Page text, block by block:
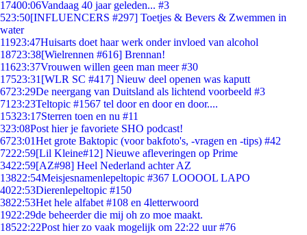
17400:06Vandaag 40 jaar geleden... #3
523:50[INFLUENCERS #297] Toetjes & Bevers & Zwemmen in
water
11923:47Huisarts doet haar werk onder invloed van alcohol
18723:38[Wielrennen #616] Brennan!
11623:37Vrouwen willen geen man meer #30
17523:31 [WLR SC #417] Nieuw deel openen was kaputt
6723:29De neergang van Duitsland als lichtend voorbeeld #3
71 23:23Teltopic #1567 tel door en door en door....
15323:17Sterren toen en nu #11
323:08Post hier je favoriete SHO podcast!
6723:01Het grote Baktopic (voor bakfoto's, -vragen en -tips) #42
7222:59[Lil Kleine#12] Nieuwe afleveringen op Prime
3422:59[AZ#98] Heel Nederland achter AZ
13822:54Meisjesnamenlepeltopic #367 LOOOOL LAPO
4022:53Dierenlepeltopic #150
3822:53Het hele alfabet #108 en 4letterwoord
1922:29de beheerder die mij oh zo moe maakt.
18522:22Post hier zo vaak mogelijk om 22:22 uur #76